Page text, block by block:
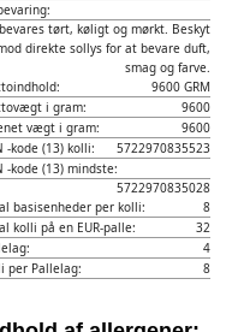
tørt, køligt og mørkt. Beskyt
direkte sollys for at bevare duft,
smag og farve.
9600 GRM
i gram:
9600
vægt i gram:
9600
-kode (13) kolli:
5722970835523
-kode (13) mindste:
5722970835028
basisenheder per kolli:
8
kolli på en EUR-palle:
32
4
per Pallelag:
8